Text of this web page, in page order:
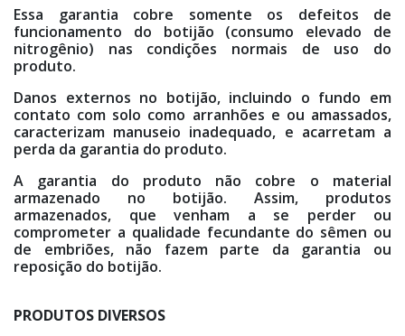
Essa garantia cobre somente os defeitos de
funcionamento do botijão (consumo elevado de
nitrogênio) nas condições normais de uso do
produto.
Danos externos no botijão, incluindo o fundo em
contato com solo como arranhões e ou amassados,
caracterizam manuseio inadequado, e acarretam a
perda da garantia do produto.
A garantia do produto não cobre o material
armazenado no botijão. Assim, produtos
armazenados, que venham a se perder ou
comprometer a qualidade fecundante do sêmen ou
de embriões, não fazem parte da garantia ou
reposição do botijão.
PRODUTOS DIVERSOS